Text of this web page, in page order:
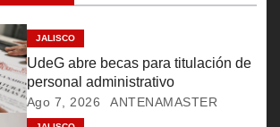
JALISCO
UdeG abre becas para titulación de
personal administrativo
Ago 7, 2026 ANTENAMASTER